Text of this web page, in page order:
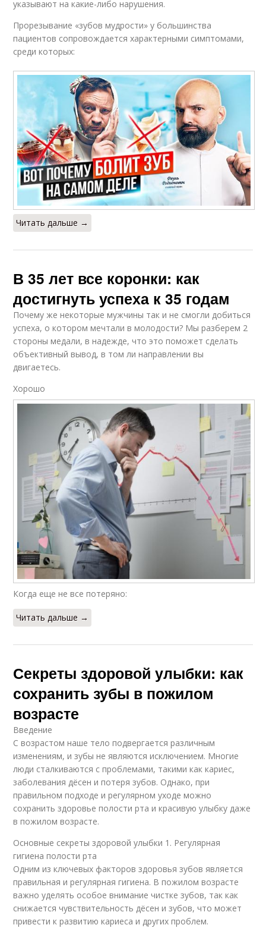
указывают на какие-либо нарушения.
Прорезывание «зубов мудрости» у большинства
пациентов сопровождается характерными симптомами,
среди которых:
Читать дальше →
В 35 лет все коронки: как
достигнуть успеха к 35 годам
Почему же некоторые мужчины так и не смогли добиться
успеха, о котором мечтали в молодости? Мы разберем 2
стороны медали, в надежде, что это поможет сделать
объективный вывод, в том ли направлении вы
двигаетесь.
Хорошо
Когда еще не все потеряно:
Читать дальше →
Секреты здоровой улыбки: как
сохранить зубы в пожилом
возрасте
Введение
С возрастом наше тело подвергается различным
изменениям, и зубы не являются исключением. Многие
люди сталкиваются с проблемами, такими как кариес,
заболевания дёсен и потеря зубов. Однако, при
правильном подходе и регулярном уходе можно
сохранить здоровье полости рта и красивую улыбку даже
в пожилом возрасте.
Основные секреты здоровой улыбки 1. Регулярная
гигиена полости рта
Одним из ключевых факторов здоровья зубов является
правильная и регулярная гигиена. В пожилом возрасте
важно уделять особое внимание чистке зубов, так как
снижается чувствительность дёсен и зубов, что может
привести к развитию кариеса и других проблем.